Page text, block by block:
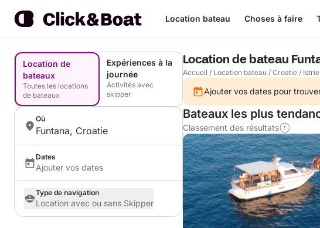
Location bateau Choses à faire
Location de
bateaux
Toutes les locations
de bateaux
Expériences à la
journée
Activités avec
skipper
Où
Funtana, Croatie
Dates
Ajouter vos dates
Type de navigation
Location avec ou sans Skipper
Location de bateau
Accueil / Location bateau / Croatie / Istrie
Ajouter vos dates pour
Bateaux les plus
Classement des résultats